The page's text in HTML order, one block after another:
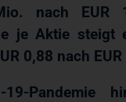
nach EUR
je Aktie steigt
0,88 nach
Pandemie